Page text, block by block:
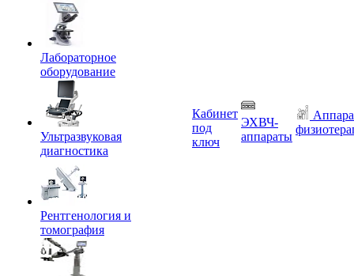
Лабораторное
оборудование
Ультразвуковая
диагностика
Рентгенология и
томография
Кабинет
под
ключ
ЭХВЧ-
аппараты